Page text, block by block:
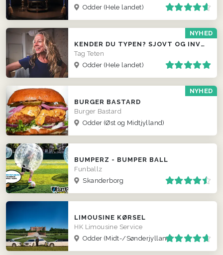
Odder (Hele landet)
NYHED
KENDER DU TYPEN? SJOVT OG INVOLVERENDE INDSLAG
Tag Teten
Odder (Hele landet)
NYHED
BURGER BASTARD
Burger Bastard
Odder (Øst og Midtjylland)
BUMPERZ - BUMPER BALL
Funballz
Skanderborg
LIMOUSINE KØRSEL
HK Limousine Service
Odder (Midt-/Sønderjylland)